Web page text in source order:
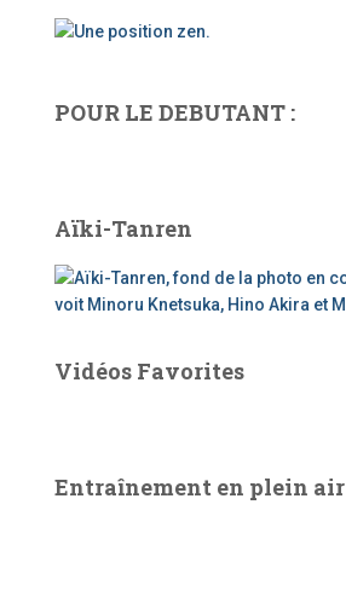
POUR LE DEBUTANT :
Aïki-Tanren
Vidéos Favorites
Entraînement en plein air